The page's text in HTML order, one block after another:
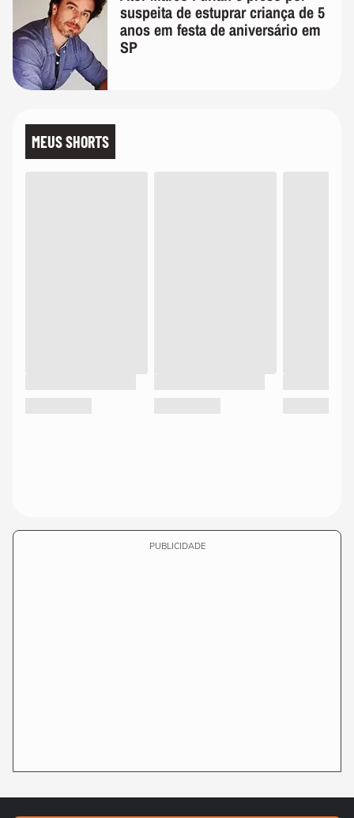
suspeita de estuprar criança de 5
anos em festa de aniversário em
SP
MEUS SHORTS
PUBLICIDADE